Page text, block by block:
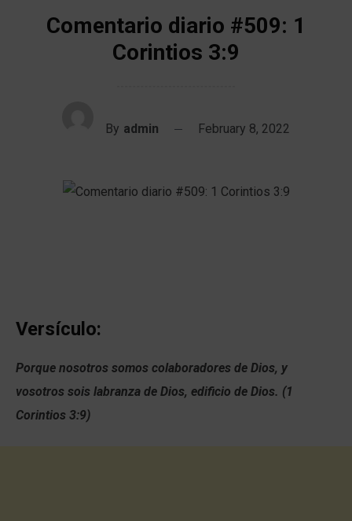
Comentario diario #509: 1
Corintios 3:9
By admin February 8, 2022
Versículo:
Porque nosotros somos colaboradores de Dios, y
vosotros sois labranza de Dios, edificio de Dios. (1
Corintios 3:9)